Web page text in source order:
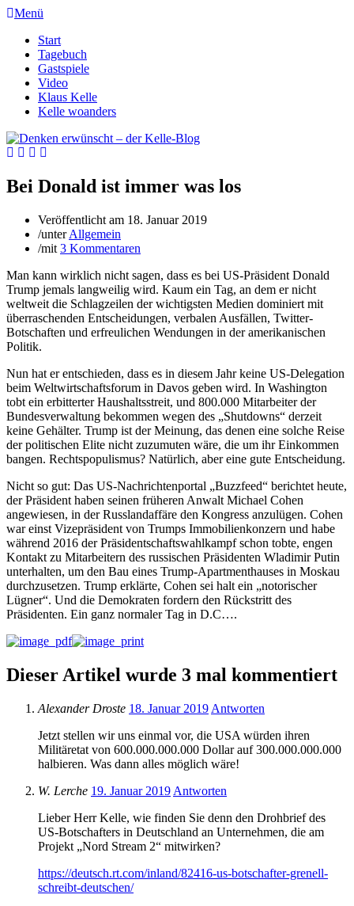
Menü
Start
Tagebuch
Gastspiele
Video
Klaus Kelle
Kelle woanders
Bei Donald ist immer was los
Veröffentlicht am 18. Januar 2019
/unterAllgemein
/mit 3 Kommentaren
Man kann wirklich nicht sagen, dass es bei US-Präsident Donald
Trump jemals langweilig wird. Kaum ein Tag, an dem er nicht
weltweit die Schlagzeilen der wichtigsten Medien dominiert mit
überraschenden Entscheidungen, verbalen Ausfällen, Twitter-
Botschaften und erfreulichen Wendungen in der amerikanischen
Politik.
Nun hat er entschieden, dass es in diesem Jahr keine US-Delegation
beim Weltwirtschaftsforum in Davos geben wird. In Washington
tobt ein erbitterter Haushaltsstreit, und 800.000 Mitarbeiter der
Bundesverwaltung bekommen wegen des „Shutdowns“ derzeit
keine Gehälter. Trump ist der Meinung, das denen eine solche Reise
der politischen Elite nicht zuzumuten wäre, die um ihr Einkommen
bangen. Rechtspopulismus? Natürlich, aber eine gute Entscheidung.
Nicht so gut: Das US-Nachrichtenportal „Buzzfeed“ berichtet heute,
der Präsident haben seinen früheren Anwalt Michael Cohen
angewiesen, in der Russlandaffäre den Kongress anzulügen. Cohen
war einst Vizepräsident von Trumps Immobilienkonzern und habe
während 2016 der Präsidentschaftswahlkampf schon tobte, engen
Kontakt zu Mitarbeitern des russischen Präsidenten Wladimir Putin
unterhalten, um den Bau eines Trump-Apartmenthauses in Moskau
durchzusetzen. Trump erklärte, Cohen sei halt ein „notorischer
Lügner“. Und die Demokraten fordern den Rückstritt des
Präsidenten. Ein ganz normaler Tag in D.C….
Dieser Artikel wurde 3 mal kommentiert
Alexander Droste 18. Januar 2019 Antworten
Jetzt stellen wir uns einmal vor, die USA würden ihren
Militäretat von 600.000.000.000 Dollar auf 300.000.000.000
halbieren. Was dann alles möglich wäre!
W. Lerche 19. Januar 2019 Antworten
Lieber Herr Kelle, wie finden Sie denn den Drohbrief des
US-Botschafters in Deutschland an Unternehmen, die am
Projekt „Nord Stream 2“ mitwirken?
https://deutsch.rt.com/inland/82416-us-botschafter-grenell-
schreibt-deutschen/